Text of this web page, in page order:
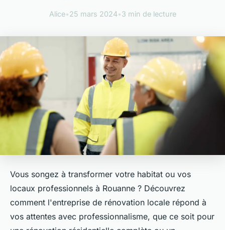
Alice•25 mars 2024•3 min de lecture
Vous songez à transformer votre habitat ou vos
locaux professionnels à Rouanne ? Découvrez
comment l'entreprise de rénovation locale répond à
vos attentes avec professionnalisme, que ce soit pour